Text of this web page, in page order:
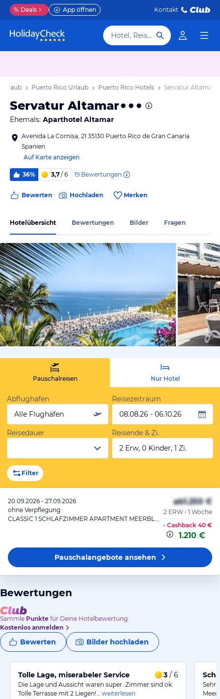
% Deals App öffnen Kontakt
Hotel, Reiseziel
Urlaub Puerto Rico Urlaub Puerto Rico Hotels Servatur Altamar
Servatur Altamar
Ehemals: Aparthotel Altamar
Avenida La Cornisa, 21 35130 Puerto Rico de Gran Canaria
Spanien
Auf Karte anzeigen
36% 3,7 / 6 19 Bewertungen
Bewerten Hochladen Merken
Hotelübersicht Bewertungen Bilder Fragen
von
Pauschalreisen Nur Hotel
Abflughafen
Alle Flughäfen
Reisezeitraum
08.08.26 - 06.10.26
Reisedauer
Reisende & Zi.
2 Erw, 0 Kinder, 1 Zi.
Filter
20.09.2026 - 27.09.2026
ohne Verpflegung
CLASSIC 1 SCHLAFZIMMER APARTMENT MEERBLICK
ab1.250 €
2 ERW • 1 Woche
- Cashback 40 €
1.210 €
Pauschalangeboteansehen
Bewertungen
Sammle Punkte für Deine Hotelbewertung.
Kostenlos anmelden
Bewerten Bilder hochladen
Tolle Lage, miserabeler Service 3 / 6
Die Lage und Aussicht waren super. Zimmer sind ok.
Tolle Terrasse mit 2 Liegen!…
weiterlesen
Sehr